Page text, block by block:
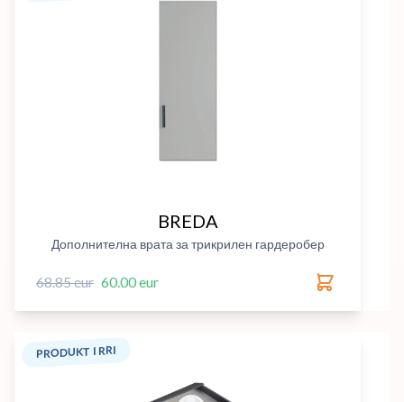
BREDA
Дополнителна врата за трикрилен гардеробер
68.85 eur 60.00 eur
PRODUKT I RRI